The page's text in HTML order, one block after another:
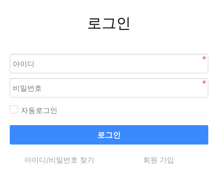
로그인
자동로그인
로그인
아이디/비밀번호 찾기 회원 가입